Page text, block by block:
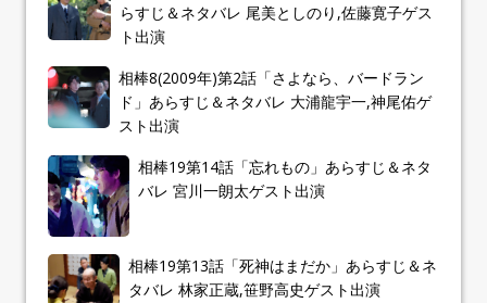
らすじ＆ネタバレ 尾美としのり,佐藤寛子ゲス
ト出演
相棒8(2009年)第2話「さよなら、バードラン
ド」あらすじ＆ネタバレ 大浦龍宇一,神尾佑ゲ
スト出演
相棒19第14話「忘れもの」あらすじ＆ネタ
バレ 宮川一朗太ゲスト出演
相棒19第13話「死神はまだか」あらすじ＆ネ
タバレ 林家正蔵,笹野高史ゲスト出演